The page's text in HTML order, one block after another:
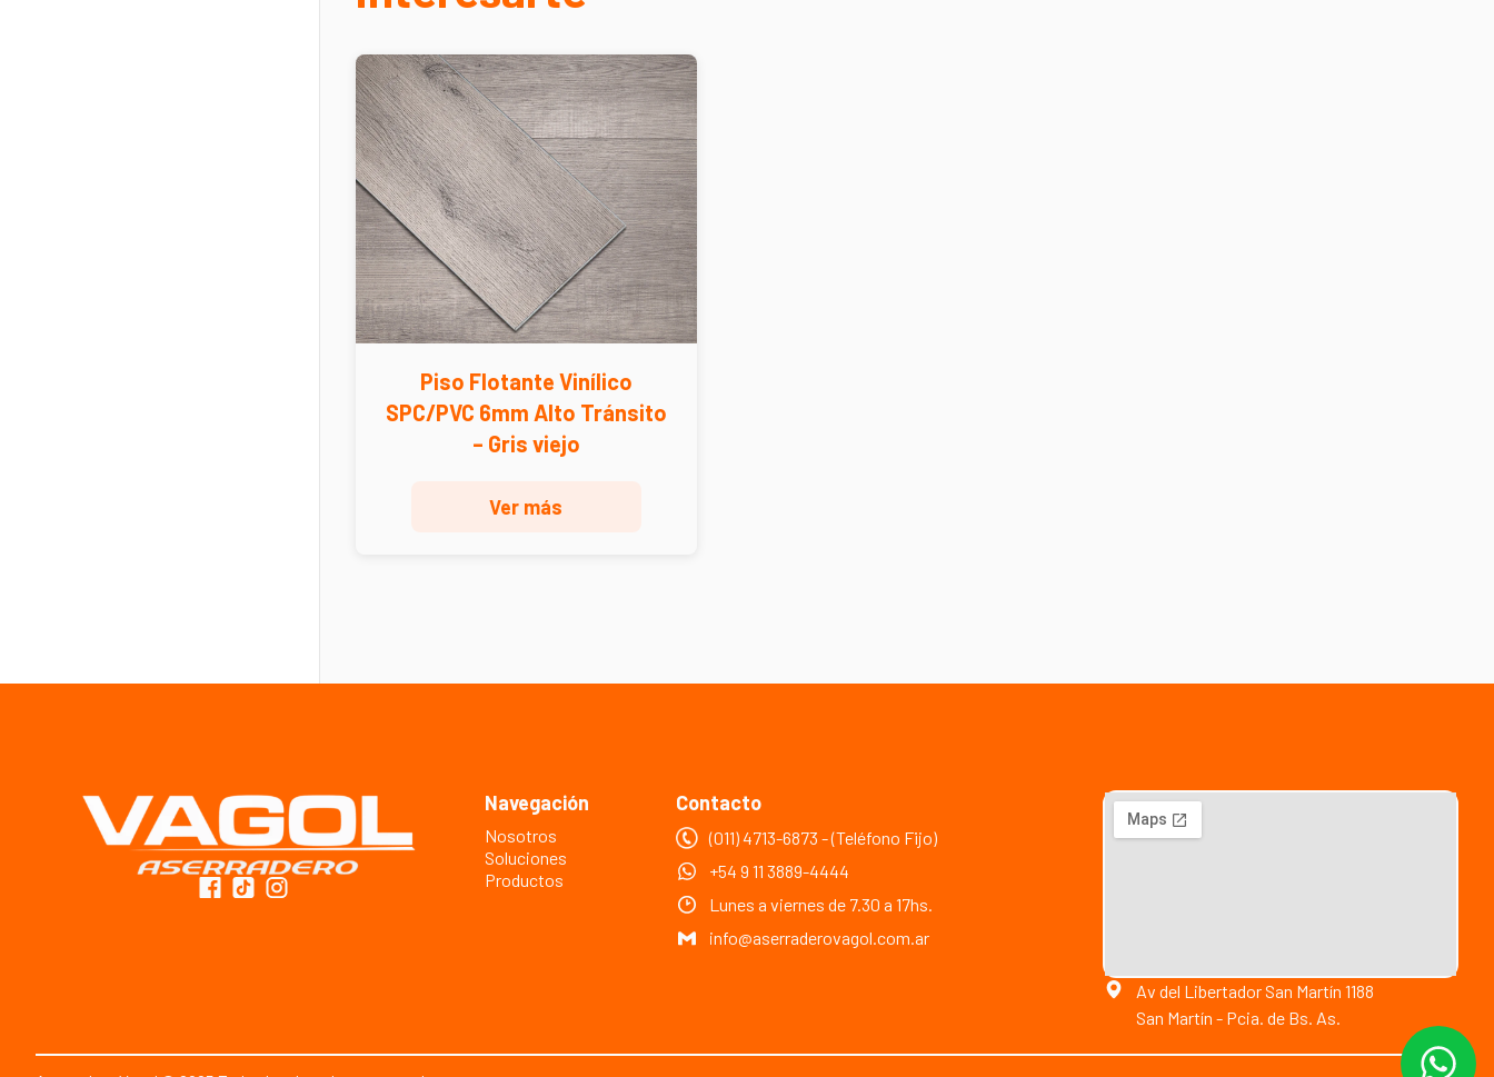
Piso Flotante Vinílico
SPC/PVC 6mm Alto Tránsito
– Gris viejo
Ver más
Navegación
Nosotros
Soluciones
Productos
Contacto
(011) 4713-6873 - (Teléfono Fijo)
+54 9 11 3889-4444
Lunes a viernes de 7.30 a 17hs.
info@aserraderovagol.com.ar
Av del Libertador San Martín 1188
San Martín - Pcia. de Bs. As.